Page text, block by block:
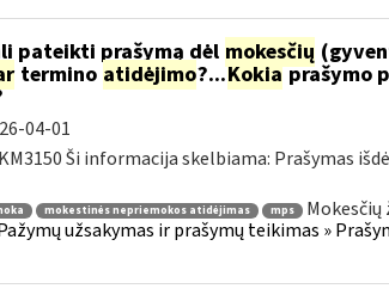
pateikti prašymą dėl mokesčių
termino atidėjimo?...Kokiaprašymo
04-01
Ši informacija skelbiama: Prašymas
mokestinės nepriemokos atidėjimas mps
užsakymas ir prašymų teikimas »